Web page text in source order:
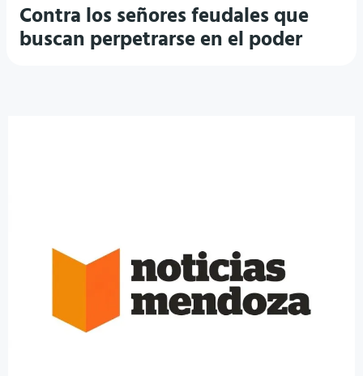
Contra los señores feudales que
buscan perpetrarse en el poder